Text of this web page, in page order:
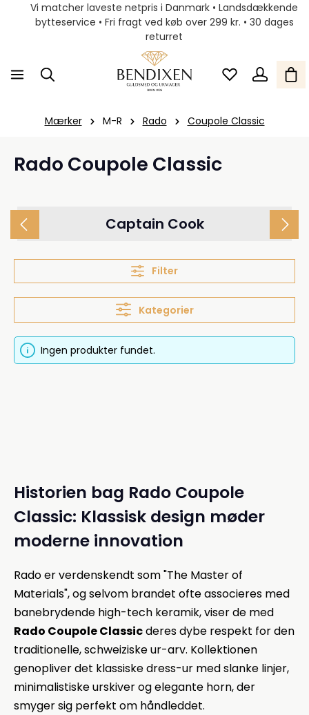
Vi matcher laveste netpris i Danmark • Landsdækkende
bytteservice • Fri fragt ved køb over 299 kr. • 30 dages
returret
Mærker M-R Rado Coupole Classic
Rado Coupole Classic
Captain Cook
Filter
Kategorier
Ingen produkter fundet.
Historien bag Rado Coupole
Classic: Klassisk design møder
moderne innovation
Rado er verdenskendt som "The Master of
Materials", og selvom brandet ofte associeres med
banebrydende high-tech keramik, viser de med
Rado Coupole Classicderes dybe respekt for den
traditionelle, schweiziske ur-arv. Kollektionen
genopliver det klassiske dress-ur med slanke linjer,
minimalistiske urskiver og elegante horn, der
smyger sig perfekt om håndleddet.